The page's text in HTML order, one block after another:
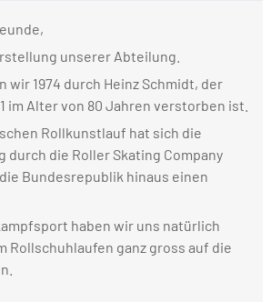
unserer Abteilung.
wir 1974 durch Heinz Schmidt, der
im Alter von 80 Jahren verstorben ist.
Rollkunstlauf hat sich die
durch die Roller Skating Company
Bundesrepublik hinaus einen
haben wir uns natürlich
Rollschuhlaufen ganz gross auf die